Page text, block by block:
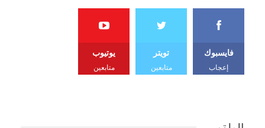
فايسبوك
إعجاب
تويتر
متابعين
يوتيوب
متابعين